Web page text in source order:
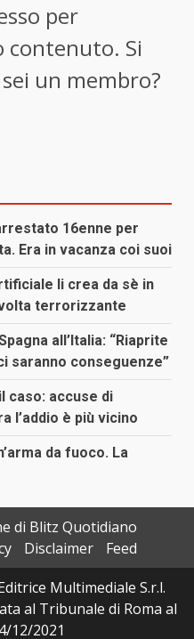
per
contenuto. Si
un membro?
16enne per
Era in vacanza coi suoi
li crea da sè in
terrorizzante
all’Italia: “Riaprite
saranno conseguenze”
caso: accuse di
l’addio è più vicino
da fuoco. La
di Blitz Quotidiano
Disclaimer
Feed
Multimediale S.r.l.
al Tribunale di Roma al
12/2021